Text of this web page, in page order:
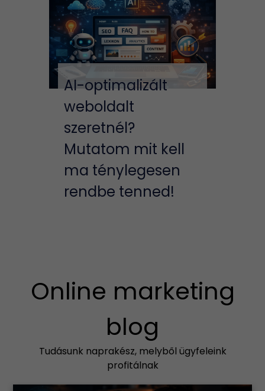
AI-optimalizált
weboldalt
szeretnél?
Mutatom mit kell
ma ténylegesen
rendbe tenned!
Online marketing
blog
Tudásunk naprakész, melyből ügyfeleink
profitálnak